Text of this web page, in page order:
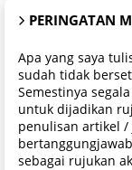
PERINGATAN
Apa yang saya
sudah tidak
Semestinya
untuk dijadikan
penulisan artikel
sebagai rujukan